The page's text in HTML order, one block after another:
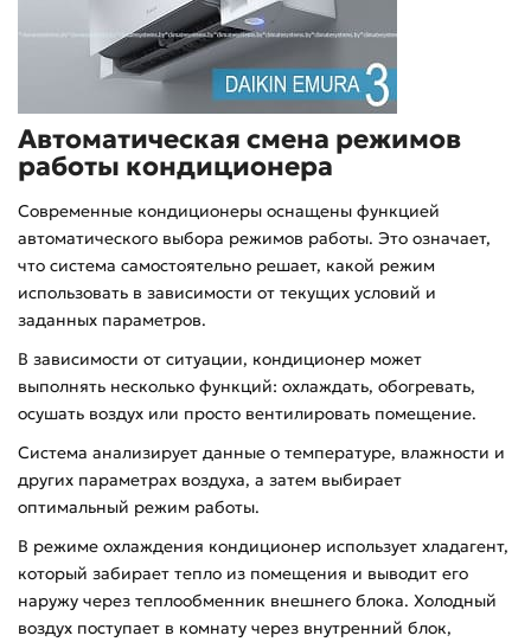
Автоматическая смена режимов
работы кондиционера
Современные кондиционеры оснащены функцией
автоматического выбора режимов работы. Это означает,
что система самостоятельно решает, какой режим
использовать в зависимости от текущих условий и
заданных параметров.
В зависимости от ситуации, кондиционер может
выполнять несколько функций: охлаждать, обогревать,
осушать воздух или просто вентилировать помещение.
Система анализирует данные о температуре, влажности и
других параметрах воздуха, а затем выбирает
оптимальный режим работы.
В режиме охлаждения кондиционер использует хладагент,
который забирает тепло из помещения и выводит его
наружу через теплообменник внешнего блока. Холодный
воздух поступает в комнату через внутренний блок,